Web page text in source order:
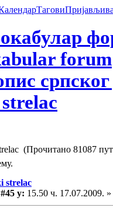
Тагови
forum
српског
(Прочитано 81087
strelac
у: 15.50 ч. 17.07.2009. »